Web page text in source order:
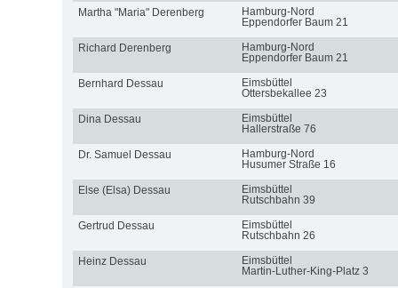
Martha "Maria" Derenberg
Hamburg-Nord
Eppendorfer Baum 21
Richard Derenberg
Hamburg-Nord
Eppendorfer Baum 21
Bernhard Dessau
Eimsbüttel
Ottersbekallee 23
Dina Dessau
Eimsbüttel
Hallerstraße 76
Dr. Samuel Dessau
Hamburg-Nord
Husumer Straße 16
Else (Elsa) Dessau
Eimsbüttel
Rutschbahn 39
Gertrud Dessau
Eimsbüttel
Rutschbahn 26
Heinz Dessau
Eimsbüttel
Martin-Luther-King-Platz 3